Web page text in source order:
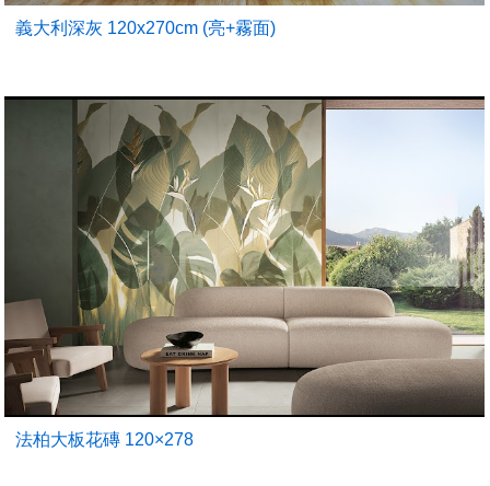
義大利深灰 120x270cm (亮+霧面)
法柏大板花磚 120×278